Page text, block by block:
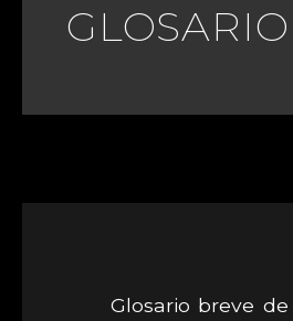
GLOSARIO
Glosario breve